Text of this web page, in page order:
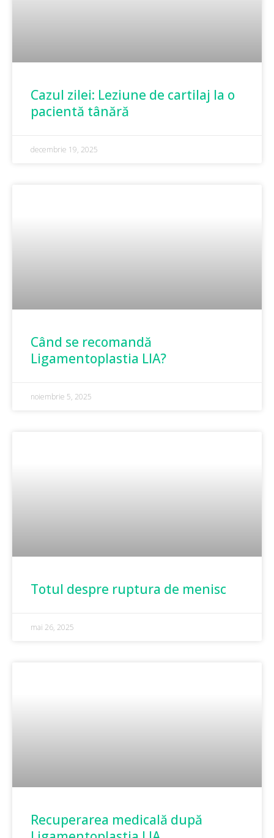
Cazul zilei: Leziune de cartilaj la o
pacientă tânără
decembrie 19, 2025
Când se recomandă
Ligamentoplastia LIA?
noiembrie 5, 2025
Totul despre ruptura de menisc
mai 26, 2025
Recuperarea medicală după